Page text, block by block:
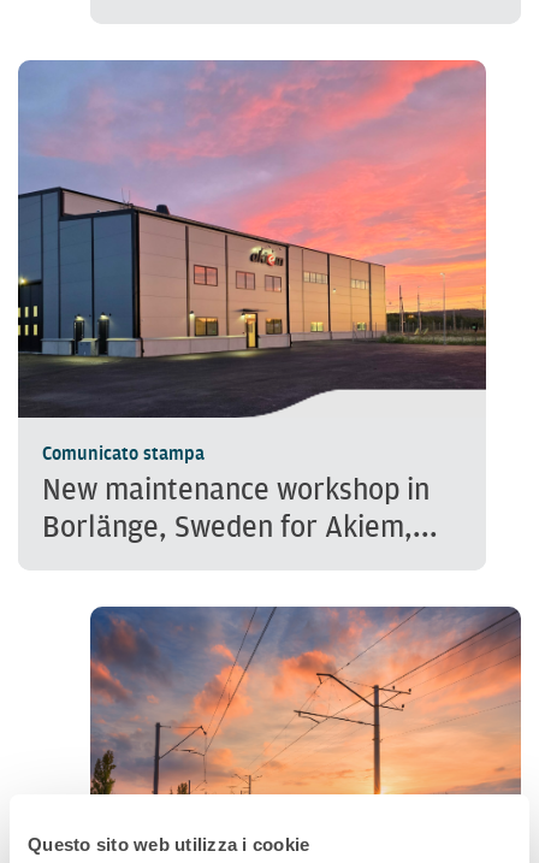
Questo sito web utilizza i cookie
Comunicato stampa
New maintenance workshop in
Borlänge, Sweden for Akiem,...